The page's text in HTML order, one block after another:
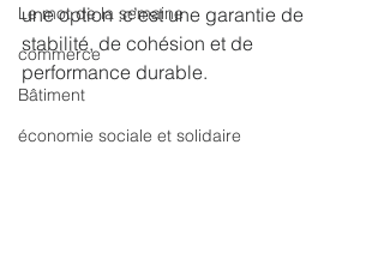
Le mot de la semaine
commerce
Bâtiment
économie sociale et solidaire
une option :c’est une garantie de
stabilité, de cohésion et de
performance durable.